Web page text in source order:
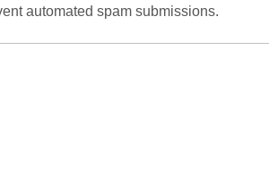
automated spam submissions.